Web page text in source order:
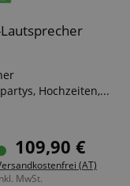
Hochzeiten,...
109,90 €
(AT)
MwSt.